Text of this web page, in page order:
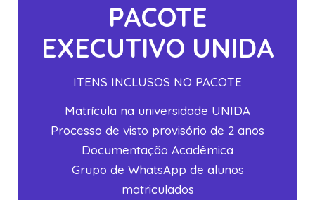
PACOTE
EXECUTIVO UNIDA
ITENS INCLUSOS NO PACOTE
Matrícula na universidade UNIDA
Processo de visto provisório de 2 anos
Documentação Acadêmica
Grupo de WhatsApp de alunos
matriculados